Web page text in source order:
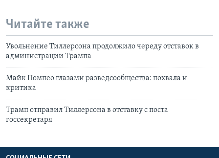
Читайте также
Увольнение Тиллерсона продолжило череду отставок в
администрации Трампа
Майк Помпео глазами разведсообщества: похвала и
критика
Трамп отправил Тиллерсона в отставку с поста
госсекретаря